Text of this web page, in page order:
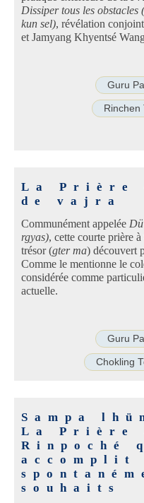
Dissiper tous les
kun sel), révélation
et Jamyang Khyentsé
Guru
Rinchen
La Prière
de vajra
Communément appelée Dü
rgyas), cette courte prière
trésor (gter ma) découvert
Comme le mentionne le
considérée comme
actuelle.
Guru
Chokling
Sampa
La Prière
Rinpoché
accomplit
souhaits